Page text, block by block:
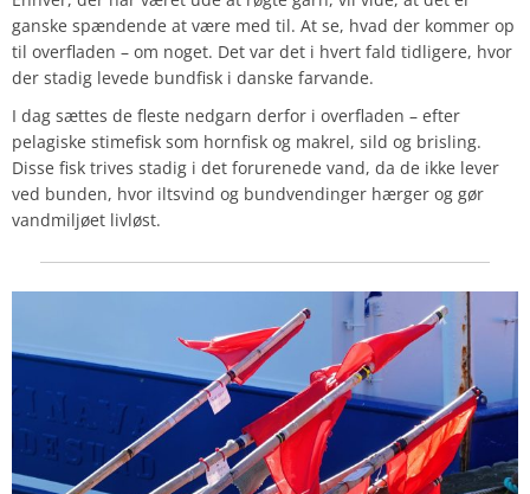
ganske spændende at være med til. At se, hvad der kommer op
til overfladen – om noget. Det var det i hvert fald tidligere, hvor
der stadig levede bundfisk i danske farvande.
I dag sættes de fleste nedgarn derfor i overfladen – efter
pelagiske stimefisk som hornfisk og makrel, sild og brisling.
Disse fisk trives stadig i det forurenede vand, da de ikke lever
ved bunden, hvor iltsvind og bundvendinger hærger og gør
vandmiljøet livløst.